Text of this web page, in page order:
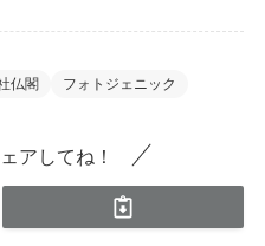
仏閣 フォトジェニック
アしてね！